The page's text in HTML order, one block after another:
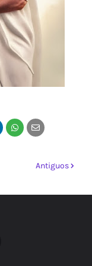
Antiguos